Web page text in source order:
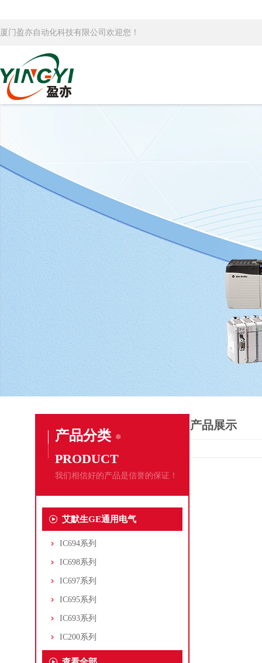
厦门盈亦自动化科技有限公司欢迎您！
产品分类
PRODUCT
我们相信好的产品是信誉的保证！
艾默生GE通用电气
IC694系列
IC698系列
IC697系列
IC695系列
IC693系列
IC200系列
产品展示